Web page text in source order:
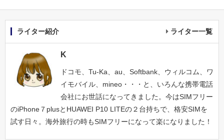
ライター紹介 ライター一覧
K
ドコモ、Tu-Ka、au、Softbank、ウィルコム、ワ
イモバイル、mineo・・・と、いろんな携帯電話
会社にお世話になってきました。今はSIMフリー
のiPhone７plusとHUAWEI P10 LITEの２台持ちで、格安SIMを
試す日々。海外旅行の時もSIMフリーになって楽になりました！